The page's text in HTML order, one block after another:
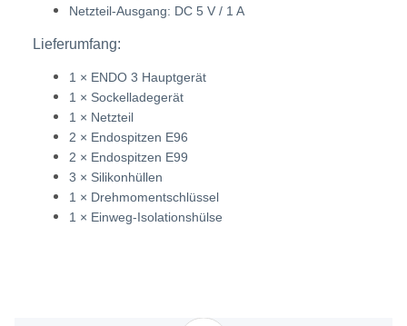
Netzteil-Ausgang: DC 5 V / 1 A
Lieferumfang:
1 × ENDO 3 Hauptgerät
1 × Sockelladegerät
1 × Netzteil
2 × Endospitzen E96
2 × Endospitzen E99
3 × Silikonhüllen
1 × Drehmomentschlüssel
1 × Einweg-Isolationshülse